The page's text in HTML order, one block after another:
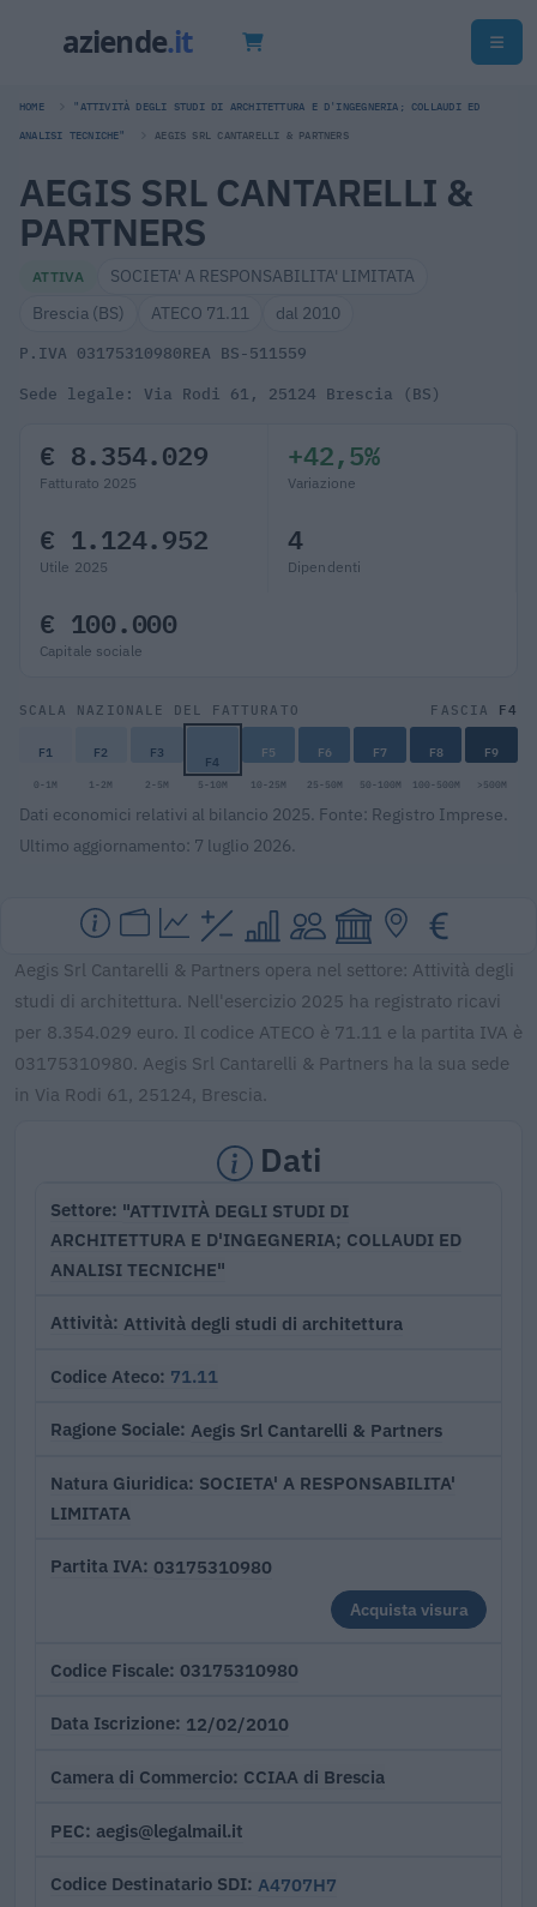
HOME "ATTIVITÀ DEGLI STUDI DI ARCHITETTURA E D'INGEGNERIA; COLLAUDI ED
ANALISI TECNICHE" AEGIS SRL CANTARELLI & PARTNERS
AEGIS SRL CANTARELLI &
PARTNERS
ATTIVA
SOCIETA' A RESPONSABILITA' LIMITATA
Brescia (BS)
ATECO 71.11 dal 2010
P.IVA 03175310980REA BS-511559
Sede legale: Via Rodi 61, 25124 Brescia (BS)
€ 8.354.029
Fatturato 2025
+42,5%
Variazione
€ 1.124.952
Utile 2025
4
Dipendenti
€ 100.000
Capitale sociale
SCALA NAZIONALE DEL FATTURATO FASCIA F4
F1 F2 F3 F4 F5 F6 F7 F8 F9
0-1M 1-2M 2-5M 5-10M 10-25M 25-50M 50-100M 100-500M >500M
Dati economici relativi al bilancio 2025. Fonte: Registro Imprese.
Ultimo aggiornamento: 7 luglio 2026.
Aegis Srl Cantarelli & Partners opera nel settore: Attività degli
studi di architettura. Nell'esercizio 2025 ha registrato ricavi
per 8.354.029 euro. Il codice ATECO è 71.11 e la partita IVA è
03175310980. Aegis Srl Cantarelli & Partners ha la sua sede
in Via Rodi 61, 25124, Brescia.
Dati
Settore "ATTIVITÀ DEGLI STUDI DI
ARCHITETTURA E D'INGEGNERIA; COLLAUDI ED
ANALISI TECNICHE"
Attività Attività degli studi di architettura
Codice Ateco 71.11
Ragione Sociale Aegis Srl Cantarelli & Partners
Natura Giuridica SOCIETA' A RESPONSABILITA'
LIMITATA
Partita IVA 03175310980
Acquista visura
Codice Fiscale 03175310980
Data Iscrizione 12/02/2010
Camera di Commercio CCIAA di Brescia
PEC aegis@legalmail.it
Codice Destinatario SDI A4707H7